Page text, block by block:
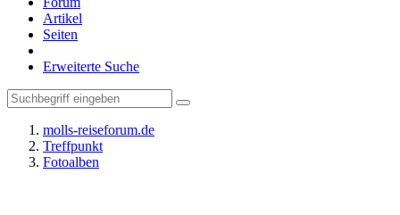
Artikel
Seiten
Erweiterte Suche
molls-reiseforum.de
Treffpunkt
Fotoalben